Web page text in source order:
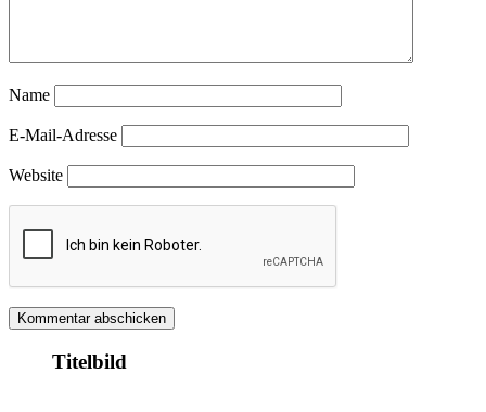
Name
E-Mail-Adresse
Website
Titelbild